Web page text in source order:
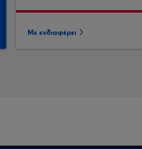
Με ενδιαφέρει